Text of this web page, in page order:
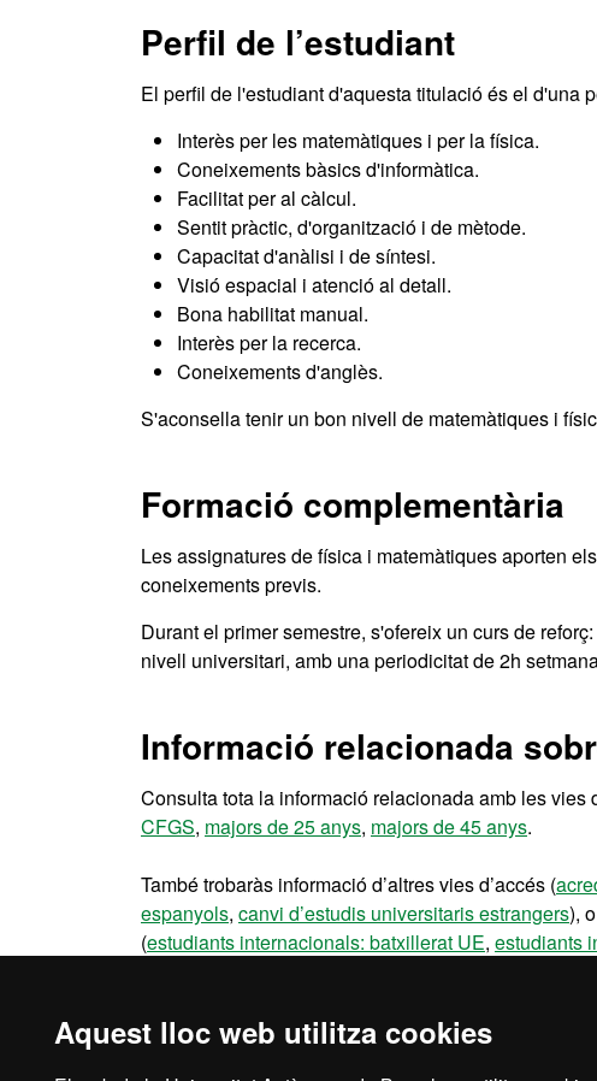
Aquest lloc web utilitza cookies
Perfil de l’estudiant
El perfil de l'estudiant d'aquesta titulació és el d'una
Interès per les matemàtiques i per la física.
Coneixements bàsics d'informàtica.
Facilitat per al càlcul.
Sentit pràctic, d'organització i de mètode.
Capacitat d'anàlisi i de síntesi.
Visió espacial i atenció al detall.
Bona habilitat manual.
Interès per la recerca.
Coneixements d'anglès.
S'aconsella tenir un bon nivell de matemàtiques i
Formació complementària
Les assignatures de física i matemàtiques aporten
coneixements previs.
Durant el primer semestre, s'ofereix un curs de
nivell universitari, amb una periodicitat de 2h
Informació relacionada
Consulta tota la informació relacionada amb les vies
CFGS, majors de 25 anys, majors de 45 anys.
També trobaràs informació d’altres vies d’accés (
espanyols, canvi d’estudis universitaris estrangers),
(estudiants internacionals: batxillerat UE, estudiants